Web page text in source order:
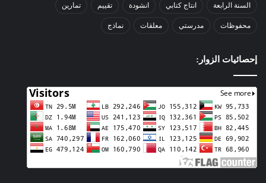
السنة الرابعة انتاج كتابي انشودة تقييم تمارين
محفوظات مدرستي معلقات نماذج
إحصائيات الزوار: